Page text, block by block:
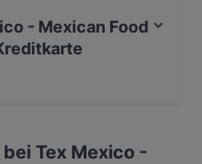
- Mexican Food
Tex Mexico -